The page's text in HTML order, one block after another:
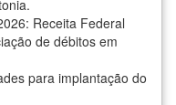
Receita Federal
de débitos em
para implantação do